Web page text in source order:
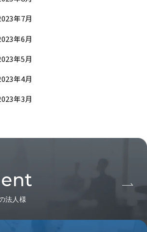
年7月
年6月
年5月
年4月
年3月
法人様